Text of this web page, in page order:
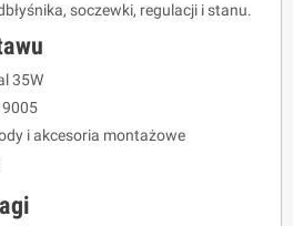
soczewki, regulacji i stanu.
35W
9005
i akcesoria montażowe